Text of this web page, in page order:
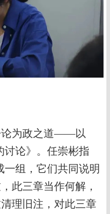
论为政之道——以
讨论》。任崇彬指
一组，它们共同说明
此三章当作何解，
理旧注，对此三章